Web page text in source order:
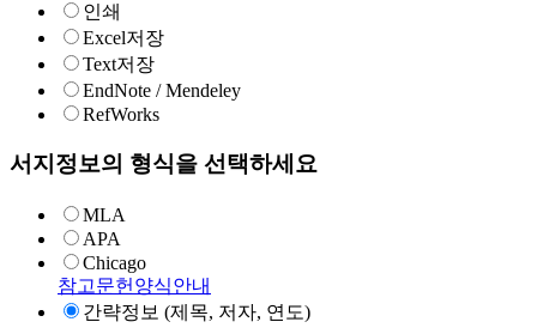
인쇄
Excel저장
Text저장
EndNote / Mendeley
RefWorks
서지정보의 형식을 선택하세요
MLA
APA
Chicago
참고문헌양식안내
간략정보 (제목, 저자, 연도)